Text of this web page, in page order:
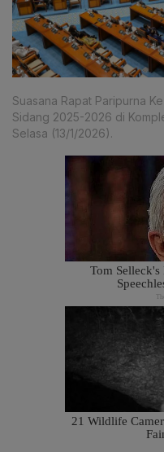
Suasana Rapat Paripurna
Sidang 2025-2026 di
Selasa (13/1/2026).